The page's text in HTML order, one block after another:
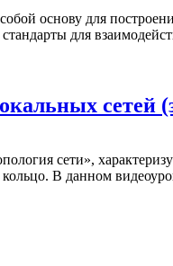
основу для
для
сетей
сети»,
В данном